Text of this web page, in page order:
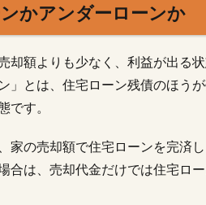
かアンダーローンか
却額よりも少なく、利益が出る
」とは、住宅ローン残債のほう
です。
家の売却額で住宅ローンを完済
合は、売却代金だけでは住宅ロ